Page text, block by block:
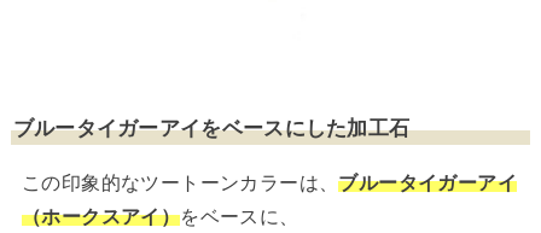
ブルータイガーアイをベースにした加工石
この印象的なツートーンカラーは、ブルータイガーアイ
（ホークスアイ）をベースに、